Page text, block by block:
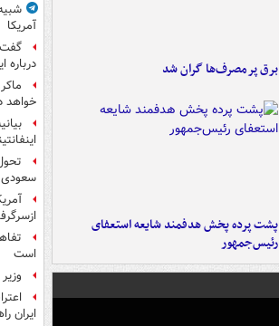
برق پرمصرف‌ها گران شد
پشت پرده پخش هدفمند شایعه استعفای
رئیس‌جمهور
آمریکا
گفت
درباره
خواهد
سعودی
است
ایران